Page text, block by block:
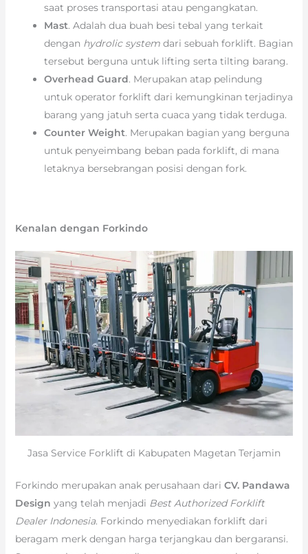
saat proses transportasi atau pengangkatan.
Mast. Adalah dua buah besi tebal yang terkait
dengan hydrolic systemdari sebuah forklift. Bagian
tersebut berguna untuk lifting serta tilting barang.
Overhead Guard. Merupakan atap pelindung
untuk operator forklift dari kemungkinan terjadinya
barang yang jatuh serta cuaca yang tidak terduga.
Counter Weight. Merupakan bagian yang berguna
untuk penyeimbang beban pada forklift, di mana
letaknya bersebrangan posisi dengan fork.
Kenalan dengan Forkindo
Jasa Service Forklift di Kabupaten Magetan Terjamin
Forkindo merupakan anak perusahaan dari CV. Pandawa
Design yang telah menjadi Best Authorized Forklift
Dealer Indonesia. Forkindo menyediakan forklift dari
beragam merk dengan harga terjangkau dan bergaransi.